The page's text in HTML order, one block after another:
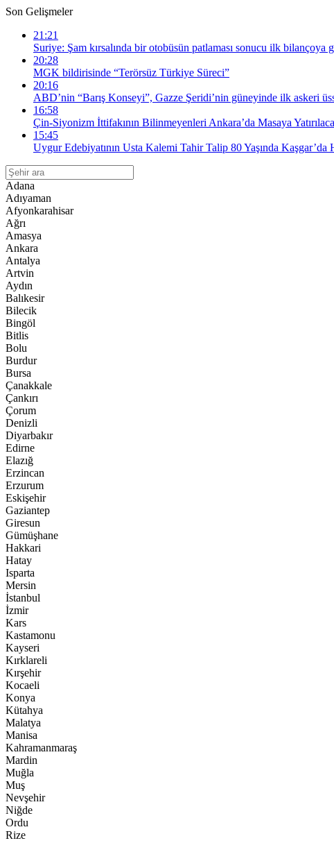
Son Gelişmeler
21:21
Suriye: Şam kırsalında bir otobüsün patlaması sonucu ilk bilançoya
20:28
MGK bildirisinde “Terörsüz Türkiye Süreci”
20:16
ABD’nin “Barış Konseyi”, Gazze Şeridi’nin güneyinde ilk askeri
16:58
Çin-Siyonizm İttifakının Bilinmeyenleri Ankara’da Masaya
15:45
Uygur Edebiyatının Usta Kalemi Tahir Talip 80 Yaşında Kaşgar’da
Adana
Adıyaman
Afyonkarahisar
Ağrı
Amasya
Ankara
Antalya
Artvin
Aydın
Balıkesir
Bilecik
Bingöl
Bitlis
Bolu
Burdur
Bursa
Çanakkale
Çankırı
Çorum
Denizli
Diyarbakır
Edirne
Elazığ
Erzincan
Erzurum
Eskişehir
Gaziantep
Giresun
Gümüşhane
Hakkari
Hatay
Isparta
Mersin
İstanbul
İzmir
Kars
Kastamonu
Kayseri
Kırklareli
Kırşehir
Kocaeli
Konya
Kütahya
Malatya
Manisa
Kahramanmaraş
Mardin
Muğla
Muş
Nevşehir
Niğde
Ordu
Rize